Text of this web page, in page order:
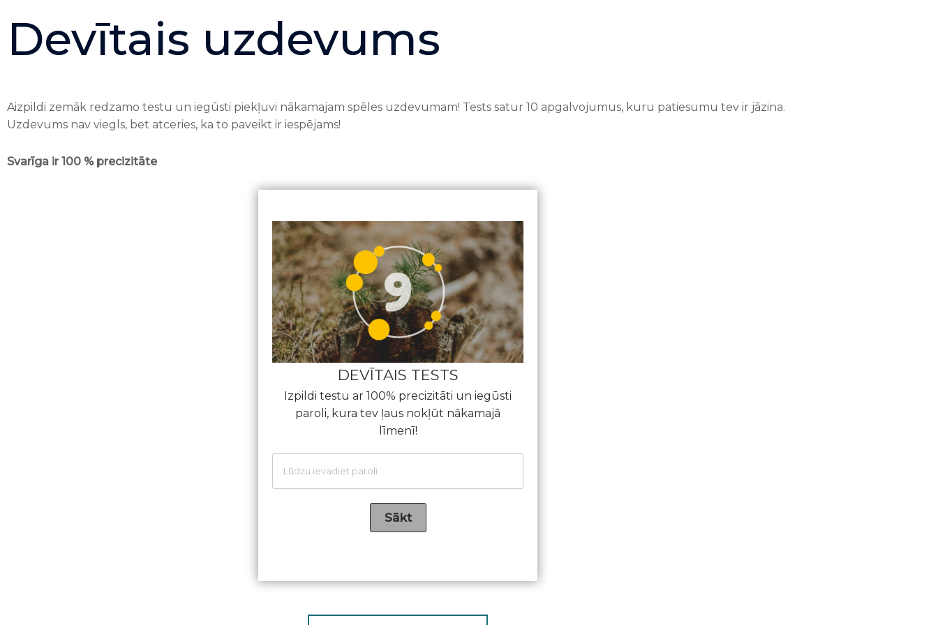
Devītais uzdevums
Aizpildi zemāk redzamo testu un iegūsti piekļuvi nākamajam spēles uzdevumam! Tests satur 10 apgalvojumus, kuru patiesumu tev ir jāzina.
Uzdevums nav viegls, bet atceries, ka to paveikt ir iespējams!
Svarīga ir 100 % precizitāte
DEVĪTAIS TESTS
Izpildi testu ar 100% precizitāti un iegūsti
paroli, kura tev ļaus nokļūt nākamajā
līmenī!